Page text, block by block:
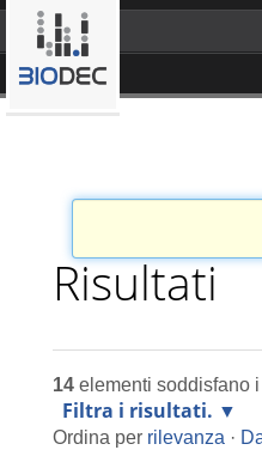
Automazione
Bioinformatica
Progettazione
Risultati
14 elementi soddisfano
Filtra i risultati.
Ordina per rilevanza ·